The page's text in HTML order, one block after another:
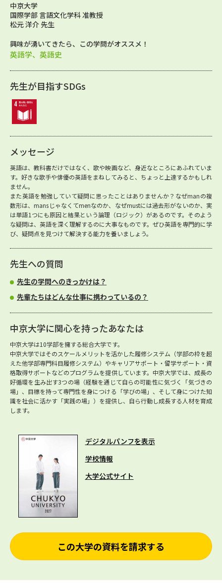
中京大学
国際学部 言語文化学科 准教授
松元 洋介 先生
興味が湧いてきたら、この学問がオススメ！
英語学、英語史
先生が目指すSDGs
メッセージ
英語は、教科書だけではなく、歌や映画など、身近なところにあふれていま
す。好きな歌手や俳優の英語をまねしてみると、ちょっと上達するかもしれ
ません。
また英語を勉強していて疑問に思ったことはありませんか？なぜmanの複
数形は、mansじゃなくてmenなのか、なぜmustには過去形がないのか、実
は単語1つにも原因と結果という論理（ロジック）があるのです。そのよう
な疑問は、英語を深く理解するのに大事なものです。ぜひ英語を専門的に学
び、疑問点を見つけて解決する能力を養いましょう。
先生への質問
先生の学問へのきっかけは？
先輩たちはどんな仕事に携わっているの？
中京大学に関心を持ったあなたは
中京大学は10学部を擁する総合大学です。
中京大学ではそのスケールメリットを活かした履修システム（学部の枠を超
えた他学部専門科目履修システム）やキャリアサポート・留学サポート・資
格取得サポートなどのプログラムを提供しています。中京大学では、成長の
好循環を生み出す3つの場（経験を通じて自らの可能性に気づく「気づきの
場」、目標を持って専門性を身につける「学びの場」、そして身につけた知
識を社会に活かす「実践の場」）を提供し、自ら行動し成長する人材を育成
します。
デジタルパンフを表示
学校情報
大学公式サイト
この大学の資料を請求する